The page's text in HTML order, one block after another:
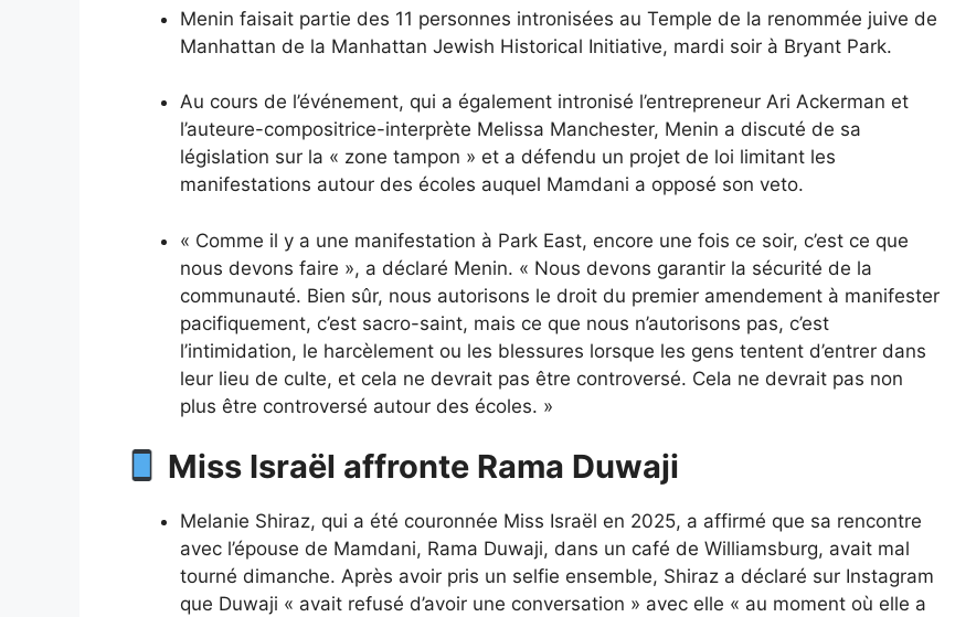
Menin faisait partie des 11 personnes intronisées au Temple de la renommée juive de
Manhattan de la Manhattan Jewish Historical Initiative, mardi soir à Bryant Park.
Au cours de l’événement, qui a également intronisé l’entrepreneur Ari Ackerman et
l’auteure-compositrice-interprète Melissa Manchester, Menin a discuté de sa
législation sur la « zone tampon » et a défendu un projet de loi limitant les
manifestations autour des écoles auquel Mamdani a opposé son veto.
« Comme il y a une manifestation à Park East, encore une fois ce soir, c’est ce que
nous devons faire », a déclaré Menin. « Nous devons garantir la sécurité de la
communauté. Bien sûr, nous autorisons le droit du premier amendement à manifester
pacifiquement, c’est sacro-saint, mais ce que nous n’autorisons pas, c’est
l’intimidation, le harcèlement ou les blessures lorsque les gens tentent d’entrer dans
leur lieu de culte, et cela ne devrait pas être controversé. Cela ne devrait pas non
plus être controversé autour des écoles. »
Miss Israël affronte Rama Duwaji
Melanie Shiraz, qui a été couronnée Miss Israël en 2025, a affirmé que sa rencontre
avec l’épouse de Mamdani, Rama Duwaji, dans un café de Williamsburg, avait mal
tourné dimanche. Après avoir pris un selfie ensemble, Shiraz a déclaré sur Instagram
que Duwaji « avait refusé d’avoir une conversation » avec elle « au moment où elle a